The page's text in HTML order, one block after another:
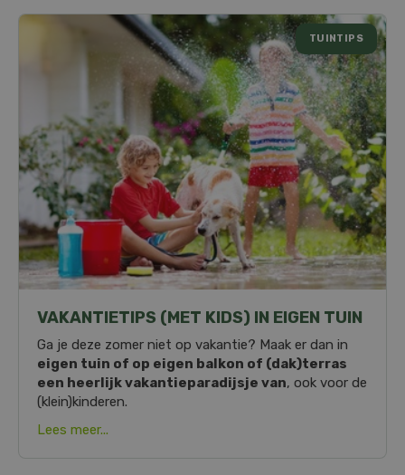
VAKANTIETIPS (MET KIDS) IN EIGEN TUIN
TUINTIPS
Ga je deze zomer niet op vakantie? Maak er dan in
eigen tuin of op eigen balkon of (dak)terras
een heerlijk vakantieparadijsje van, ook voor de
(klein)kinderen.
Lees meer...